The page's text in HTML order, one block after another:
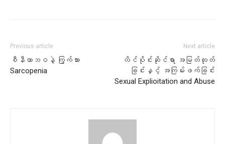
Previous article
စီနီယာဘဝနဲ့ ကြွက်သား
Sarcopenia
Next article
လိင်ပိုင်းဆိုင်ရာ အမြတ်ထုတ်
ခြင်းနှင့် အကြမ်းဖက်ခြင်း
Sexual Explioitation and Abuse